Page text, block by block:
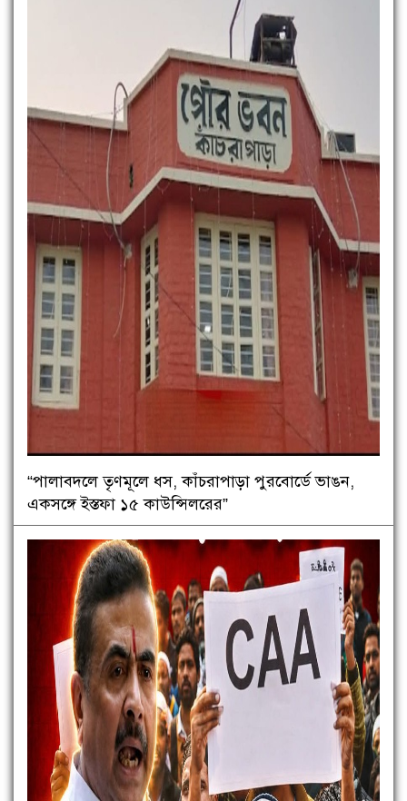
“পালাবদলে তৃণমূলে ধস, কাঁচরাপাড়া পুরবোর্ডে ভাঙন,
একসঙ্গে ইস্তফা ১৫ কাউন্সিলরের”